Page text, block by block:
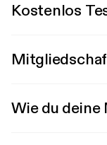
Kostenlos
Wie du